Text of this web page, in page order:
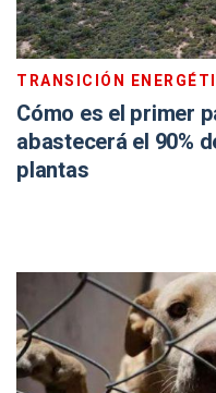
TRANSICIÓN
Cómo es el primer
abastecerá el 90%
plantas